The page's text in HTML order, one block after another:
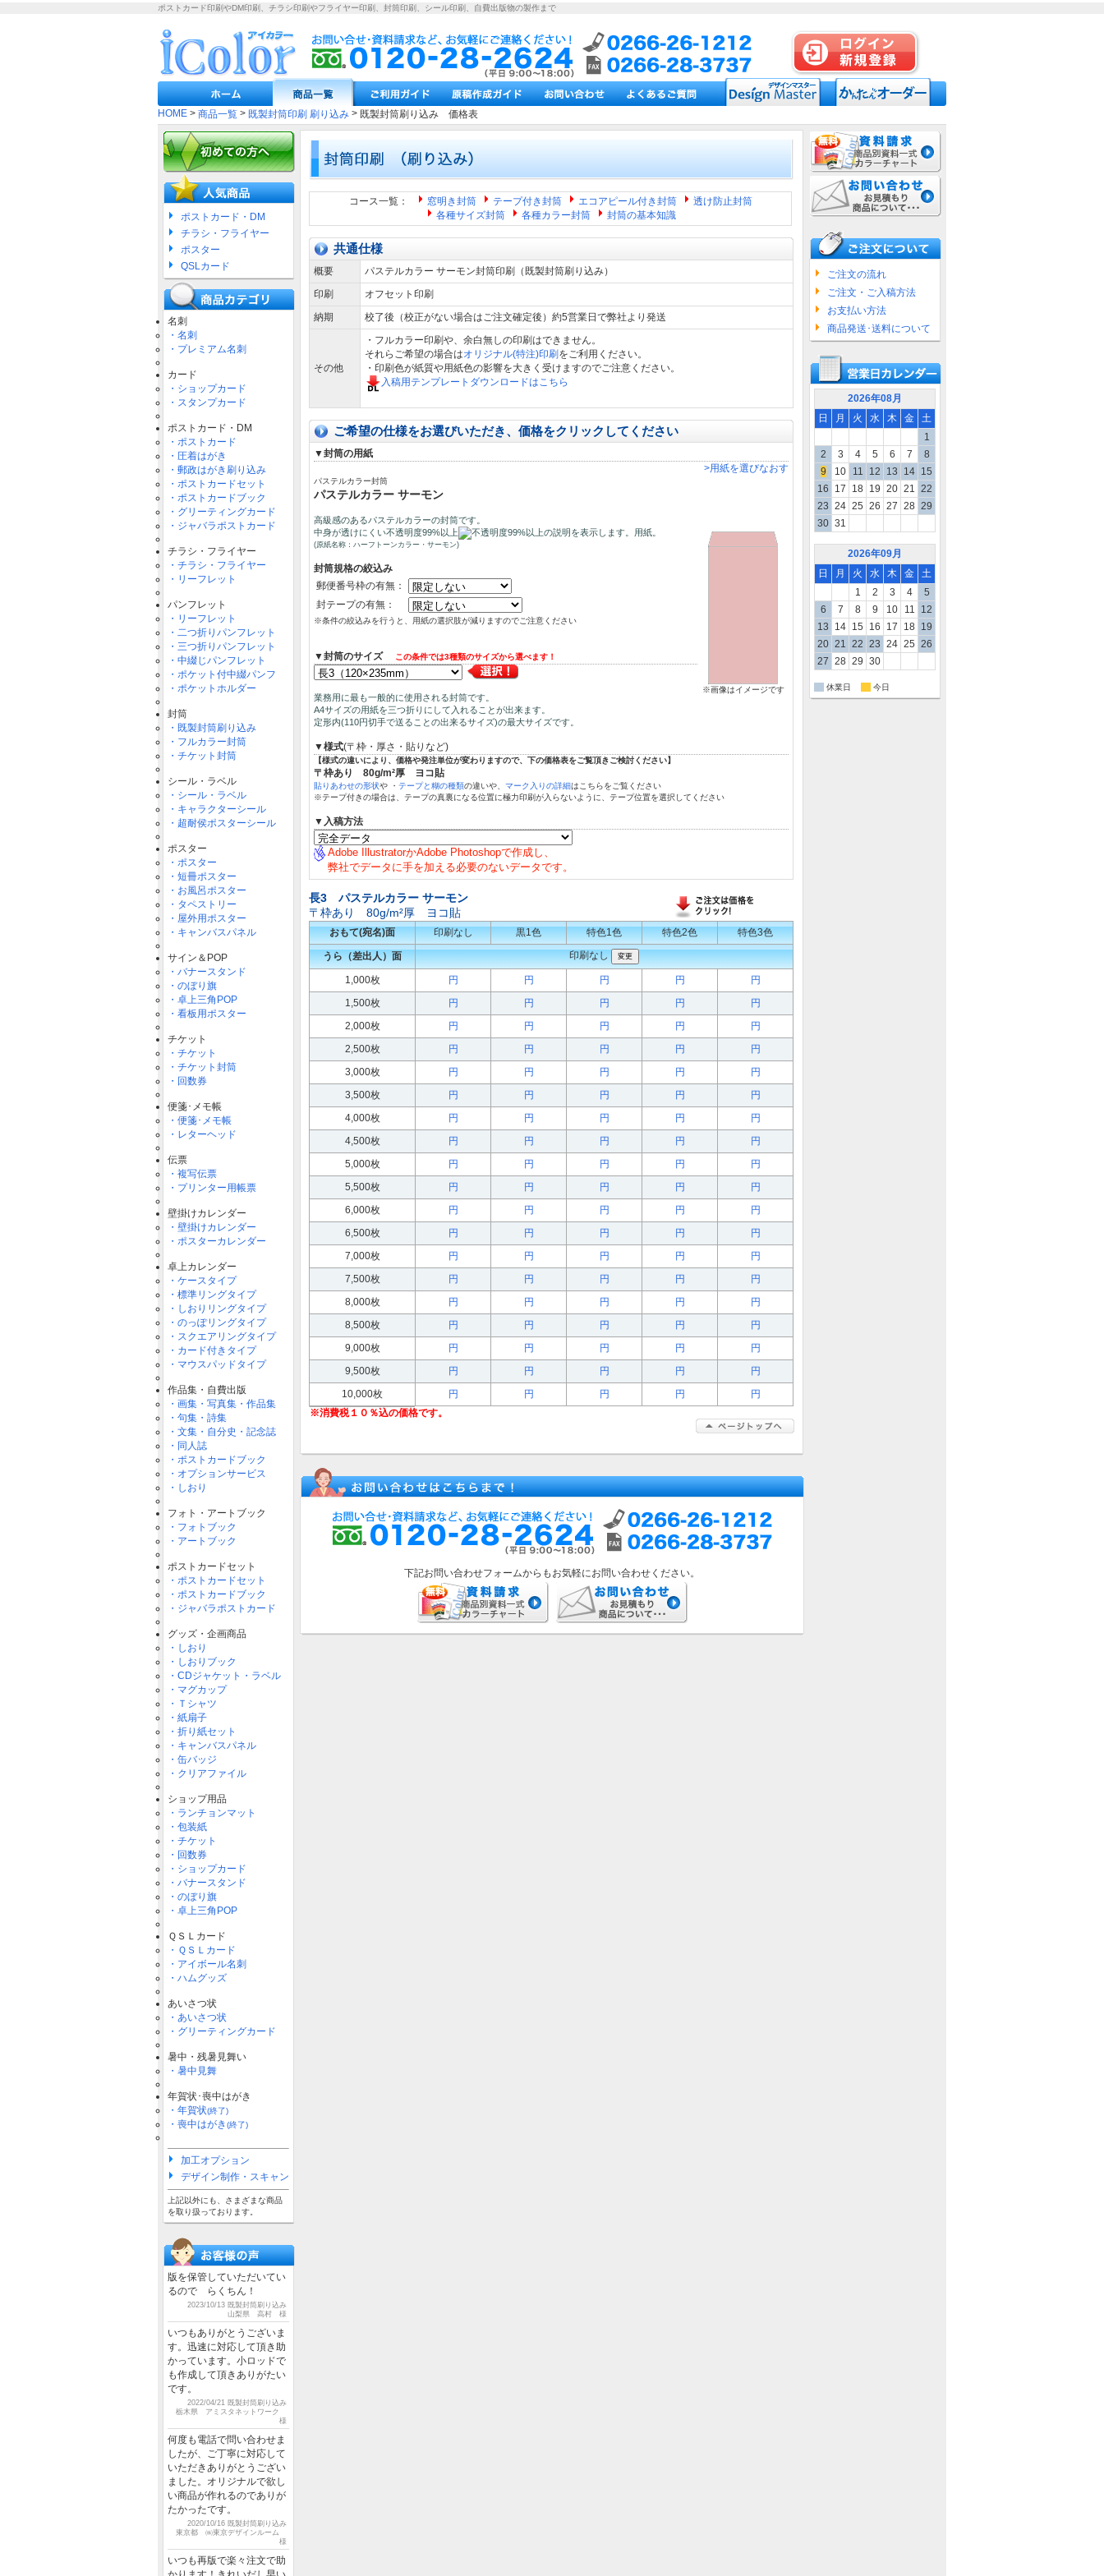
ポストカード印刷やDM印刷、チラシ印刷やフライヤー印刷、封筒印刷、シール印刷、自費出版物の製作まで
HOME > 商品一覧 > 既製封筒印刷 刷り込み > 既製封筒刷り込み 価格表
ポストカード・DM
チラシ・フライヤー
ポスター
QSLカード
名刺
・名刺
・プレミアム名刺
カード
・ショップカード
・スタンプカード
ポストカード・DM
・ポストカード
・圧着はがき
・郵政はがき刷り込み
・ポストカードセット
・ポストカードブック
・グリーティングカード
・ジャバラポストカード
チラシ・フライヤー
・チラシ・フライヤー
・リーフレット
パンフレット
・リーフレット
・二つ折りパンフレット
・三つ折りパンフレット
・中綴じパンフレット
・ポケット付中綴パンフ
・ポケットホルダー
封筒
・既製封筒刷り込み
・フルカラー封筒
・チケット封筒
シール・ラベル
・シール・ラベル
・キャラクターシール
・超耐侯ポスターシール
ポスター
・ポスター
・短冊ポスター
・お風呂ポスター
・タペストリー
・屋外用ポスター
・キャンバスパネル
サイン＆POP
・バナースタンド
・のぼり旗
・卓上三角POP
・看板用ポスター
チケット
・チケット
・チケット封筒
・回数券
便箋･メモ帳
・便箋･メモ帳
・レターヘッド
伝票
・複写伝票
・プリンター用帳票
壁掛けカレンダー
・壁掛けカレンダー
・ポスターカレンダー
卓上カレンダー
・ケースタイプ
・標準リングタイプ
・しおりリングタイプ
・のっぽリングタイプ
・スクエアリングタイプ
・カード付きタイプ
・マウスパッドタイプ
作品集・自費出版
・画集・写真集・作品集
・句集・詩集
・文集・自分史・記念誌
・同人誌
・ポストカードブック
・オプションサービス
・しおり
フォト・アートブック
・フォトブック
・アートブック
ポストカードセット
・ポストカードセット
・ポストカードブック
・ジャバラポストカード
グッズ・企画商品
・しおり
・しおりブック
・CDジャケット・ラベル
・マグカップ
・Ｔシャツ
・紙扇子
・折り紙セット
・キャンバスパネル
・缶バッジ
・クリアファイル
ショップ用品
・ランチョンマット
・包装紙
・チケット
・回数券
・ショップカード
・バナースタンド
・のぼり旗
・卓上三角POP
ＱＳＬカード
・ＱＳＬカード
・アイボール名刺
・ハムグッズ
あいさつ状
・あいさつ状
・グリーティングカード
暑中・残暑見舞い
・暑中見舞
年賀状･喪中はがき
・年賀状(終了)
・喪中はがき(終了)
加工オプション
デザイン制作・スキャン
上記以外にも、さまざまな商品
を取り扱っております。
版を保管していただいてい
るので らくちん！
2023/10/13 既製封筒刷り込み
山梨県 高村 様
いつもありがとうございま
す。迅速に対応して頂き助
かっています。小ロッドで
も作成して頂きありがたい
です。
2022/04/21 既製封筒刷り込み
栃木県 アミスタネットワーク
様
何度も電話で問い合わせま
したが、ご丁寧に対応して
いただきありがとうござい
ました。オリジナルで欲し
い商品が作れるのでありが
たかったです。
2020/10/16 既製封筒刷り込み
東京都 ㈱東京デザインルーム
様
いつも再版で楽々注文で助
コース一覧： 窓明き封筒 テープ付き封筒 エコアピール付き封筒
透け防止封筒
各種サイズ封筒
各種カラー封筒 封筒の基本知識
共通仕様
概要
パステルカラー サーモン封筒印刷（既製封筒刷り込み）
印刷
オフセット印刷
納期
校了後（校正がない場合はご注文確定後）約5営業日で弊社より発送
その他
・フルカラー印刷や、余白無しの印刷はできません。
それらご希望の場合はオリジナル(特注)印刷 をご利用ください。
・印刷色が紙質や用紙色の影響を大きく受けますのでご注意ください。
入稿用テンプレートダウンロードはこちら
ご希望の仕様をお選びいただき、価格をクリックしてください
▼封筒の用紙
>用紙を選びなおす
パステルカラー封筒
パステルカラー サーモン
高級感のあるパステルカラーの封筒です。
中身が透けにくい不透明度99%以上
用紙。
(原紙名称：ハーフトーンカラー・サーモン)
封筒規格の絞込み
郵便番号枠の有無：
封テープの有無：
※条件の絞込みを行うと、用紙の選択肢が減りますのでご注意ください
▼封筒のサイズ この条件では3種類のサイズから選べます！
業務用に最も一般的に使用される封筒です。
A4サイズの用紙を三つ折りにして入れることが出来ます。
定形内(110円切手で送ることの出来るサイズ)の最大サイズです。
※画像はイメージです
▼様式(〒枠・厚さ・貼りなど)
【様式の違いにより、価格や発注単位が変わりますので、下の価格表をご覧頂きご検討ください】
〒枠あり 80g/m²厚 ヨコ貼
貼りあわせの形状や ・ テープと糊の種類の違いや、 マーク入りの詳細はこちらをご覧ください
※テープ付きの場合は、テープの真裏になる位置に極力印刷が入らないように、テープ位置を選択してください
▼入稿方法
Adobe IllustratorかAdobe Photoshopで作成し、
弊社でデータに手を加える必要のないデータです。
長3 パステルカラー サーモン
〒枠あり 80g/m²厚 ヨコ貼
おもて(宛名)面 印刷なし 黒1色 特色1色 特色2色 特色3色
うら（差出人）面 印刷なし
1,000枚 円 円 円 円
円
1,500枚
円 円 円 円
円
2,000枚
円 円 円 円
円
2,500枚
円 円 円 円
円
3,000枚
円 円 円 円
円
3,500枚
円 円 円 円
円
4,000枚
円 円 円 円
円
4,500枚
円 円 円 円
円
5,000枚
円 円 円 円
円
5,500枚
円 円 円 円
円
6,000枚
円 円 円 円
円
6,500枚
円 円 円 円
円
7,000枚
円 円 円 円
円
7,500枚
円 円 円 円
円
8,000枚
円 円 円 円
円
8,500枚
円 円 円 円
円
9,000枚
円 円 円 円
円
9,500枚
円 円 円 円
円
10,000枚
円 円 円 円 円
下記お問い合わせフォームからもお気軽にお問い合わせください。
ご注文の流れ
ご注文・ご入稿方法
お支払い方法
商品発送･送料について
2026年08月
日
月 火 水 木 金
土
1
2
3 4 5 6 7
8
9
10 11 12 13 14 15
16
17 18 19 20 21 22
23 24 25 26 27 28 29
30 31
2026年09月
日
月 火 水 木 金
土
1
2 3 4
5
6
7 8 9 10 11
12
13
14 15 16 17 18 19
20 21 22 23 24 25 26
27 28 29 30
休業日 今日